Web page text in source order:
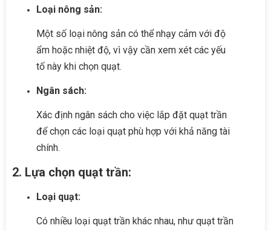
Loại nông sản:
Một số loại nông sản có thể nhạy cảm với độ
ẩm hoặc nhiệt độ, vì vậy cần xem xét các yếu
tố này khi chọn quạt.
Ngân sách:
Xác định ngân sách cho việc lắp đặt quạt trần
để chọn các loại quạt phù hợp với khả năng tài
chính.
2. Lựa chọn quạt trần:
Loại quạt:
Có nhiều loại quạt trần khác nhau, như quạt trần